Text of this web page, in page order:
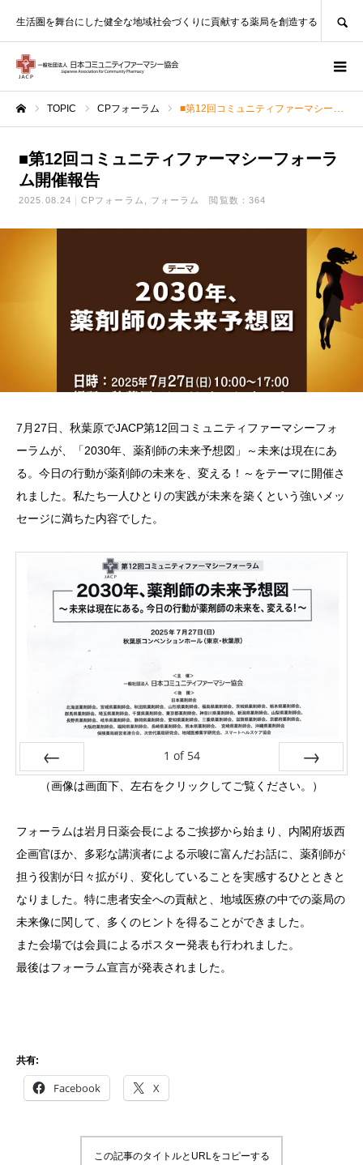
生活圏を舞台にした健全な地域社会づくりに貢献する薬局を創造する
TOPIC CPフォーラム ■第12回コミュニティファーマシーフォーラム開催報告
■第12回コミュニティファーマシーフォーラ
ム開催報告
2025.08.24 CPフォーラム フォーラム 閲覧数：364
7月27日、秋葉原でJACP第1 2回コミ ュニティ ファーマシーフォ
ーラムが 、「2030年、 薬剤師の未来予想図」～未来は現在にあ
る。 今日の行動が薬剤師の未来を、変え る！～をテーマに開催さ
れました。 私たち一人ひとりの実践が未来を築くという強いメッ
セージに満ちた内容でした。
Prev
1 of 54
Next
（画像は画面下、左右をクリックしてご覧ください。）
フォーラ ムは岩月 日薬会長によるご挨拶から始まり、 内閣府坂西
企画官ほか、多彩な講演者による示唆に富んだお話に、薬剤師が
担う役割が日 々拡がり 、変化しているこ とを実感するひと ときと
な りました。特に患者安全への貢献と 、地域医療の中での薬局の
未来像に関して、 多くのヒ ントを得ることができました。
また会場では会員によるポスター発表も行われました。
最後はフォーラム宣言が発表されま した。
共有:
Facebook X
この記事のタイトルとURLをコピーする